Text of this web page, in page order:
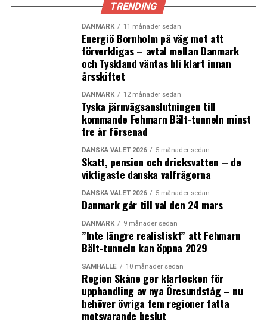
TRENDING
DANMARK 11 månader sedan
Energiö Bornholm på väg mot att
förverkligas – avtal mellan Danmark
och Tyskland väntas bli klart innan
årsskiftet
DANMARK 12 månader sedan
Tyska järnvägsanslutningen till
kommande Fehmarn Bält-tunneln minst
tre år försenad
DANSKA VALET 2026 5 månader sedan
Skatt, pension och dricksvatten – de
viktigaste danska valfrågorna
DANSKA VALET 2026 5 månader sedan
Danmark går till val den 24 mars
DANMARK 9 månader sedan
”Inte längre realistiskt” att Fehmarn
Bält-tunneln kan öppna 2029
SAMHÄLLE 10 månader sedan
Region Skåne ger klartecken för
upphandling av nya Öresundståg – nu
behöver övriga fem regioner fatta
motsvarande beslut